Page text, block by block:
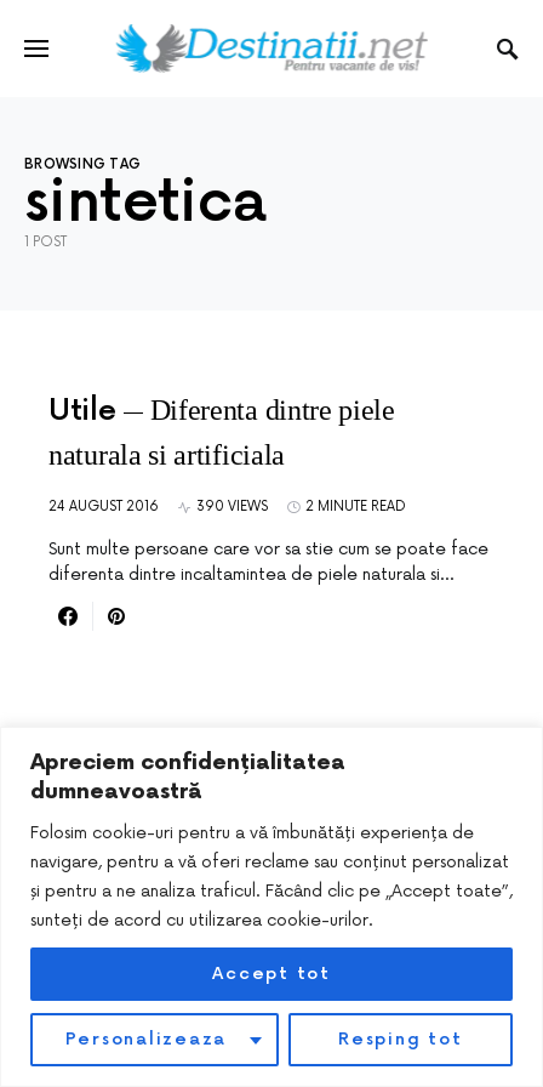
Apreciem confidențialitatea
dumneavoastră
Folosim cookie-uri pentru a vă îmbunătăți experiența de
navigare, pentru a vă oferi reclame sau conținut personalizat
și pentru a ne analiza traficul. Făcând clic pe „Accept toate”,
sunteți de acord cu utilizarea cookie-urilor.
Personalizeaza Resping tot
Accept tot
BROWSING TAG
sintetica
1 POST
Utile
Diferenta dintre piele
naturala si artificiala
24 AUGUST 2016 390 VIEWS 2 MINUTE READ
Sunt multe persoane care vor sa stie cum se poate face
diferenta dintre incaltamintea de piele naturala si…
DESIGNED & DEVELOPED BYSMART SEO PACK